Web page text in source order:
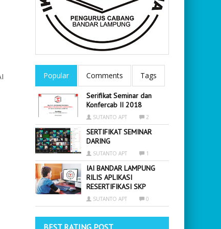
Popular Comments Tags
Serifikat Seminar dan
Konfercab II 2018
SUTANTO APT 2
SERTIFIKAT SEMINAR
DARING
SUTANTO APT 1
IAI BANDAR LAMPUNG
RILIS APLIKASI
RESERTIFIKASI SKP
SUTANTO APT 0
BEST RATING POST